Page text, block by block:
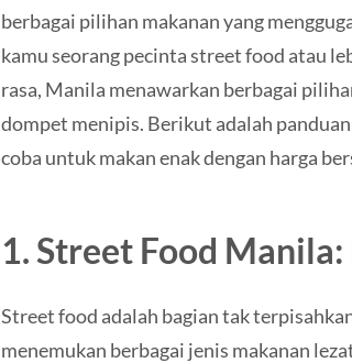
berbagai pilihan makanan yang
kamu seorang pecinta street food atau
rasa, Manila menawarkan berbagai
dompet menipis. Berikut adalah panduan
coba untuk makan enak dengan harga
1. Street Food
Street food adalah bagian tak
menemukan berbagai jenis makanan